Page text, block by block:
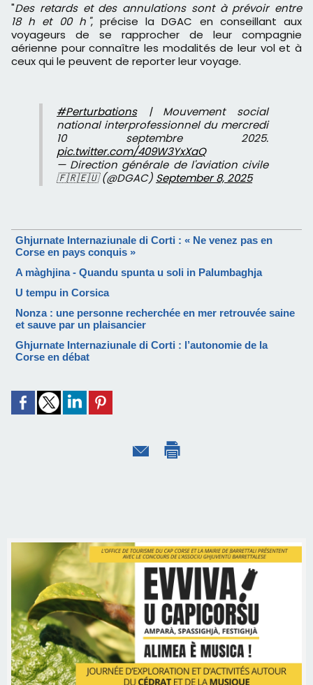
"Des retards et des annulations sont à prévoir entre
18 h et 00 h ", précise la DGAC en conseillant aux
voyageurs de se rapprocher de leur compagnie
aérienne pour connaître les modalités de leur vol et à
ceux qui le peuvent de reporter leur voyage.
#Perturbations| Mouvement social
national interprofessionnel du mercredi
10 septembre 2025.
pic.twitter.com/409W3YxXaQ
— Direction générale de l'aviation civile
🇫🇷🇪🇺 (@DGAC) September 8, 2025
Ghjurnate Internaziunale di Corti : « Ne venez pas en
Corse en pays conquis »
A màghjina - Quandu spunta u soli in Palumbaghja
U tempu in Corsica
Nonza : une personne recherchée en mer retrouvée saine
et sauve par un plaisancier
Ghjurnate Internaziunale di Corti : l’autonomie de la
Corse en débat